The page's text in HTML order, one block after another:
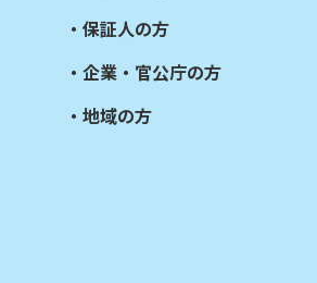
保証人の方
企業・官公庁の方
地域の方